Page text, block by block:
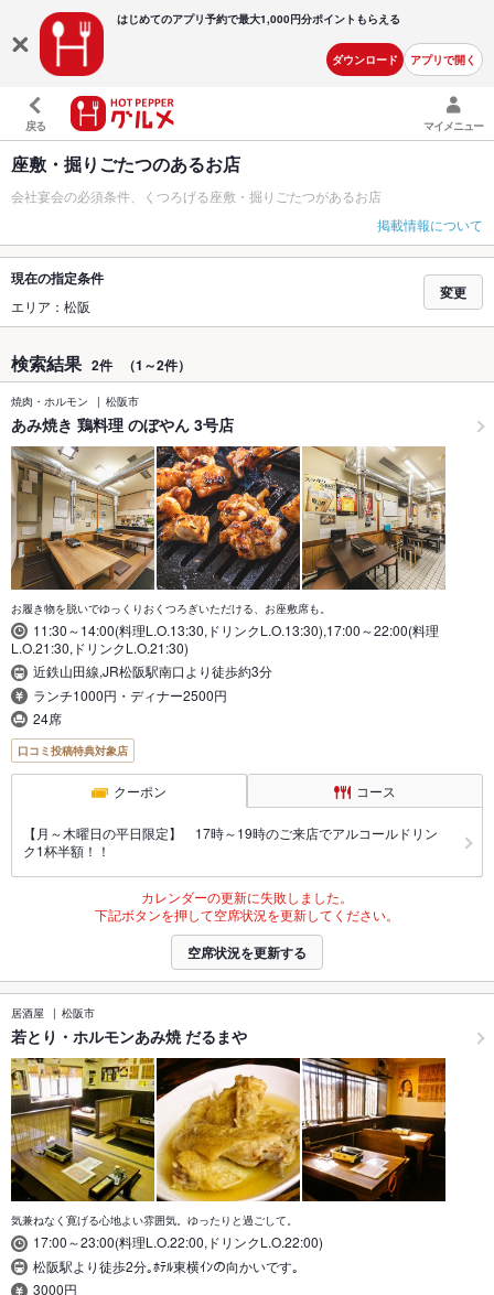
はじめてのアプリ予約で最大1,000円分ポイントもらえる
ダウンロード アプリで開く
戻る マイメニュー
座敷・掘りごたつのあるお店
会社宴会の必須条件、くつろげる座敷・掘りごたつがあるお店
掲載情報について
現在の指定条件
エリア：松阪
変更
検索結果 2件 （1～2件）
焼肉・ホルモン 松阪市
あみ焼き 鶏料理 のぼやん 3号店
お履き物を脱いでゆっくりおくつろぎいただける、お座敷席も。
11:30～14:00(料理L.O.13:30,ドリンクL.O.13:30),17:00～22:00(料理
L.O.21:30,ドリンクL.O.21:30)
近鉄山田線,JR松阪駅南口より徒歩約3分
ランチ1000円・ディナー2500円
24席
口コミ投稿特典対象店
クーポン コース
【月～木曜日の平日限定】 17時～19時のご来店でアルコールドリン
ク1杯半額！！
カレンダーの更新に失敗しました。
下記ボタンを押して空席状況を更新してください。
空席状況を更新する
居酒屋 松阪市
若とり・ホルモンあみ焼 だるまや
気兼ねなく寛げる心地よい雰囲気。ゆったりと過ごして。
17:00～23:00(料理L.O.22:00,ドリンクL.O.22:00)
松阪駅より徒歩2分｡ﾎﾃﾙ東横ｲﾝの向かいです｡
3000円